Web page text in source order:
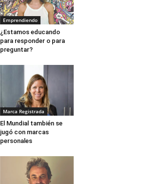
Emprendiendo
¿Estamos educando
para responder o para
preguntar?
Marca Registrada
El Mundial también se
jugó con marcas
personales